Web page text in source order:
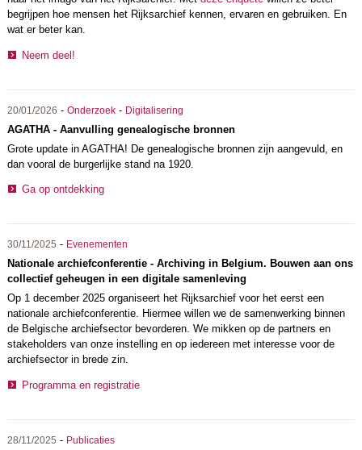
begrijpen hoe mensen het Rijksarchief kennen, ervaren en gebruiken. En
wat er beter kan.
Neem deel!
20/01/2026 - Onderzoek- Digitalisering
AGATHA - Aanvulling genealogische bronnen
Grote update in AGATHA! De genealogische bronnen zijn aangevuld, en
dan vooral de burgerlijke stand na 1920.
Ga op ontdekking
30/11/2025 - Evenementen
Nationale archiefconferentie - Archiving in Belgium. Bouwen aan ons
collectief geheugen in een digitale samenleving
Op 1 december 2025 organiseert het Rijksarchief voor het eerst een
nationale archiefconferentie. Hiermee willen we de samenwerking binnen
de Belgische archiefsector bevorderen. We mikken op de partners en
stakeholders van onze instelling en op iedereen met interesse voor de
archiefsector in brede zin.
Programma en registratie
28/11/2025 - Publicaties